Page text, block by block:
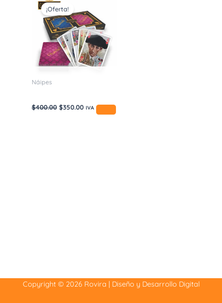
¡Oferta!
Náipes
$400.00
precio
original
era:
$400.00.
$350.00
actual
es:
$350.00.
IVA
Copyright © 2026 Rovira | Diseño y Desarrollo Digital